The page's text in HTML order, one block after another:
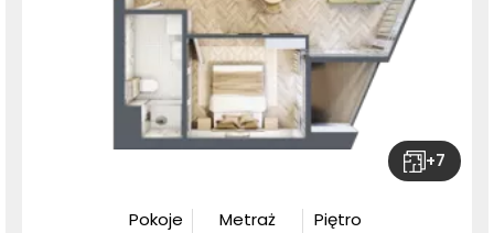
+7
Pokoje
Metraż
Piętro